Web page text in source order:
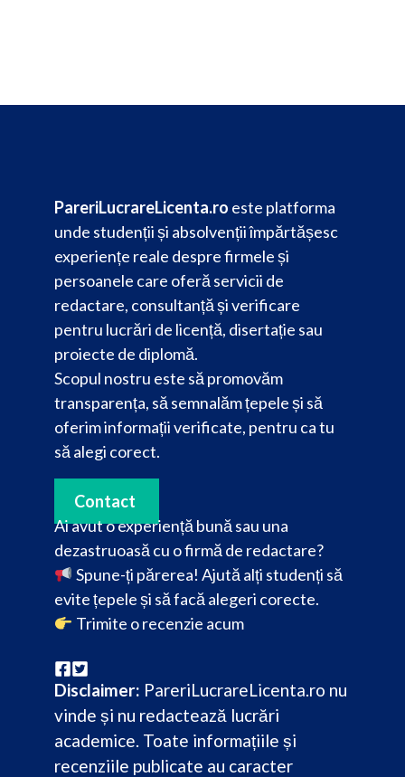
PareriLucrareLicenta.ro este platforma
unde studenții și absolvenții împărtășesc
experiențe reale despre firmele și
persoanele care oferă servicii de
redactare, consultanță și verificare
pentru lucrări de licență, disertație sau
proiecte de diplomă.
Scopul nostru este să promovăm
transparența, să semnalăm țepele și să
oferim informații verificate, pentru ca tu
să alegi corect.
Contact
Ai avut o experiență bună sau una
dezastruoasă cu o firmă de redactare?
Spune-ți părerea! Ajută alți studenți să
evite țepele și să facă alegeri corecte.
Trimite o recenzie acum
Disclaimer: PareriLucrareLicenta.ro nu
vinde și nu redactează lucrări
academice. Toate informațiile și
recenziile publicate au caracter